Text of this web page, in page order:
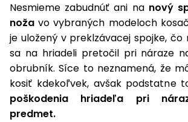
Nesmieme zabudnúť ani na nový
noža vo vybraných modeloch
je uložený v preklzávacej spojke, čo
sa na hriadeli pretočil pri náraze
obrubník. Síce to neznamená, že
kosiť kdekoľvek, avšak podstatne
poškodenia hriadeľa pri
predmet.